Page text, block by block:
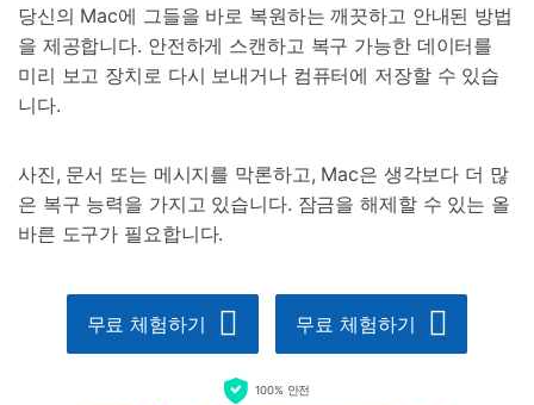
당신의 Mac에 그들을 바로 복원하는 깨끗하고 안내된 방법
을 제공합니다. 안전하게 스캔하고 복구 가능한 데이터를
미리 보고 장치로 다시 보내거나 컴퓨터에 저장할 수 있습
니다.
사진, 문서 또는 메시지를 막론하고, Mac은 생각보다 더 많
은 복구 능력을 가지고 있습니다. 잠금을 해제할 수 있는 올
바른 도구가 필요합니다.
무료 체험하기 무료 체험하기
100% 안전